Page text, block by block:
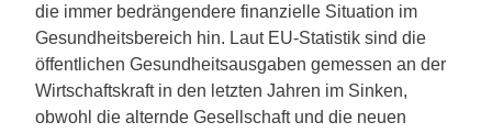
die immer bedrängendere finanzielle Situation im
Gesundheitsbereich hin. Laut EU-Statistik sind die
öffentlichen Gesundheitsausgaben gemessen an der
Wirtschaftskraft in den letzten Jahren im Sinken,
obwohl die alternde Gesellschaft und die neuen